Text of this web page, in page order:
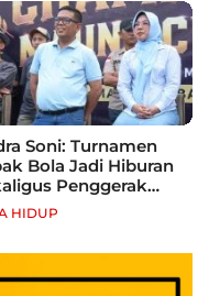
Soni: Turnamen
Bola Jadi Hiburan
Penggerak
Rakyat
HIDUP